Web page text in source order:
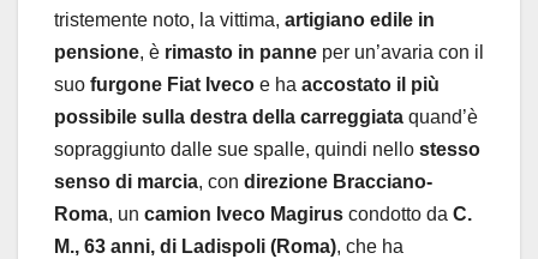
tristemente noto, la vittima, artigiano edile in
pensione, è rimasto in panne per un’avaria con il
suo furgone Fiat Iveco e ha accostato il più
possibile sulla destra della carreggiata quand’è
sopraggiunto dalle sue spalle, quindi nello stesso
senso di marcia, con direzione Bracciano-
Roma, un camion Iveco Magirus condotto da C.
M., 63 anni, di Ladispoli (Roma), che ha